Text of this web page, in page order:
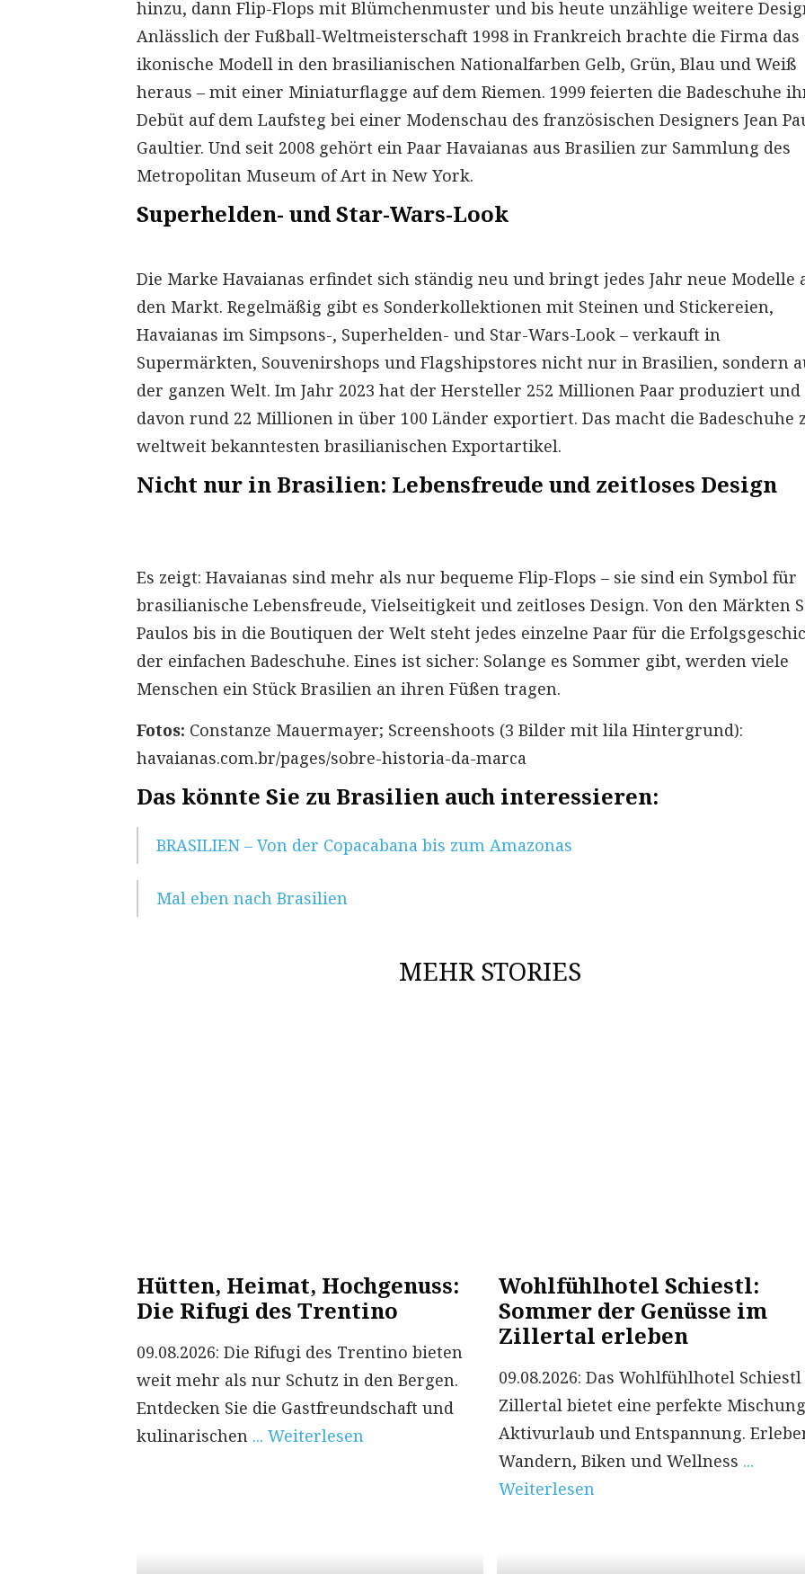
hinzu, dann Flip-Flops mit Blümchenmuster und bis heute unzählige weitere
Anlässlich der Fußball-Weltmeisterschaft 1998 in Frankreich brachte die Firma das
ikonische Modell in den brasilianischen Nationalfarben Gelb, Grün, Blau und Weiß
heraus – mit einer Miniaturflagge auf dem Riemen. 1999 feierten die Badeschuhe
Debüt auf dem Laufsteg bei einer Modenschau des französischen Designers Jean
Gaultier. Und seit 2008 gehört ein Paar Havaianas aus Brasilien zur Sammlung des
Metropolitan Museum of Art in New York.
Superhelden- und Star-Wars-Look
Die Marke Havaianas erfindet sich ständig neu und bringt jedes Jahr neue Modelle
den Markt. Regelmäßig gibt es Sonderkollektionen mit Steinen und Stickereien,
Havaianas im Simpsons-, Superhelden- und Star-Wars-Look – verkauft in
Supermärkten, Souvenirshops und Flagshipstores nicht nur in Brasilien, sondern
der ganzen Welt. Im Jahr 2023 hat der Hersteller 252 Millionen Paar produziert und
davon rund 22 Millionen in über 100 Länder exportiert. Das macht die Badeschuhe
weltweit bekanntesten brasilianischen Exportartikel.
Nicht nur in Brasilien: Lebensfreude und zeitloses Design
Es zeigt: Havaianas sind mehr als nur bequeme Flip-Flops – sie sind ein Symbol für
brasilianische Lebensfreude, Vielseitigkeit und zeitloses Design. Von den Märkten
Paulos bis in die Boutiquen der Welt steht jedes einzelne Paar für die
der einfachen Badeschuhe. Eines ist sicher: Solange es Sommer gibt, werden viele
Menschen ein Stück Brasilien an ihren Füßen tragen.
Fotos: Constanze Mauermayer; Screenshoots (3 Bilder mit lila Hintergrund):
havaianas.com.br/pages/sobre-historia-da-marca
Das könnte Sie zu Brasilien auch interessieren:
BRASILIEN – Von der Copacabana bis zum Amazonas
Mal eben nach Brasilien
MEHR STORIES
Hütten, Heimat, Hochgenuss:
Die Rifugi des Trentino
09.08.2026: Die Rifugi des Trentino bieten
weit mehr als nur Schutz in den Bergen.
Entdecken Sie die Gastfreundschaft und
kulinarischen ... Weiterlesen
Wohlfühlhotel Schiestl:
Sommer der Genüsse im
Zillertal erleben
09.08.2026: Das Wohlfühlhotel
Zillertal bietet eine perfekte
Aktivurlaub und Entspannung.
Wandern, Biken und Wellness ...
Weiterlesen